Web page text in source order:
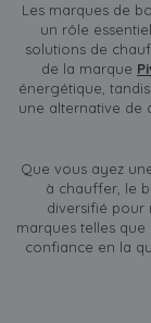
Les marques de
un rôle
solutions de
de la marque
énergétique,
une alternative de
Que vous ayez
à chauffer, le
diversifié pour
marques telles
confiance en la